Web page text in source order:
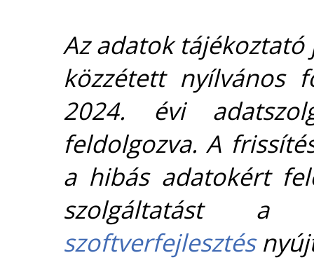
Az adatok
közzétett nyílvános
2024. évi
feldolgozva. A
a hibás adatokért
szolgáltatást
szoftverfejlesztés